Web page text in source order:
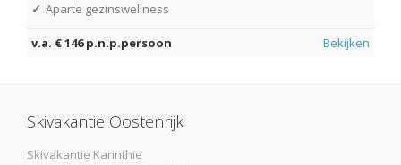
✓ Aparte gezinswellness
v.a. € 146 p.n.p.persoon Bekijken
Skivakantie Oostenrijk
Skivakantie Karinthie